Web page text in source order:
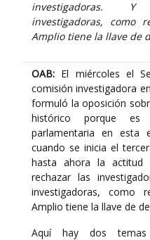
investigadoras. Y
investigadoras, como
Amplio tiene la llave de
OAB: El miércoles el
comisión investigadora
formuló la oposición
histórico porque es
parlamentaria en esta
cuando se inicia el
hasta ahora la actitud
rechazar las
investigadoras, como
Amplio tiene la llave de
Aquí hay dos